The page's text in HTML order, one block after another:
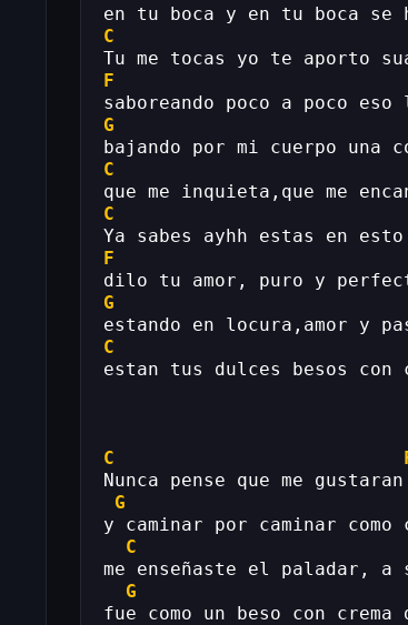
en tu boca y en tu boca se
C
Tu me tocas yo te aporto
F
saboreando poco a poco
G
bajando por mi cuerpo una
C
que me inquieta,que me
C
Ya sabes ayhh estas en esto
F
dilo tu amor, puro y
G
estando en locura,amor y
C
estan tus dulces besos con
C
Nunca pense que me
G
y caminar por caminar como
C
me enseñaste el paladar, a
G
fue como un beso con crema